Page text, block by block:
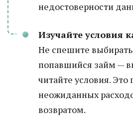
недостоверности
Изучайте условия
Не спешите
попавшийся займ —
читайте условия.
неожиданных
возвратом.